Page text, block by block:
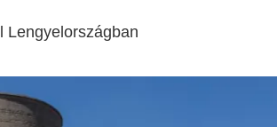
Lengyelországban